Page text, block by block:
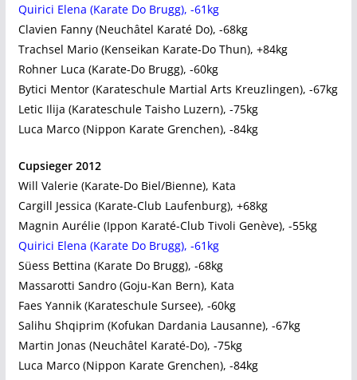
Quirici Elena (Karate Do Brugg), -61kg
Clavien Fanny (Neuchâtel Karaté Do), -68kg
Trachsel Mario (Kenseikan Karate-Do Thun), +84kg
Rohner Luca (Karate-Do Brugg), -60kg
Bytici Mentor (Karateschule Martial Arts Kreuzlingen), -67kg
Letic Ilija (Karateschule Taisho Luzern), -75kg
Luca Marco (Nippon Karate Grenchen), -84kg
Cupsieger 2012
Will Valerie (Karate-Do Biel/Bienne), Kata
Cargill Jessica (Karate-Club Laufenburg), +68kg
Magnin Aurélie (Ippon Karaté-Club Tivoli Genève), -55kg
Quirici Elena (Karate Do Brugg), -61kg
Süess Bettina (Karate Do Brugg), -68kg
Massarotti Sandro (Goju-Kan Bern), Kata
Faes Yannik (Karateschule Sursee), -60kg
Salihu Shqiprim (Kofukan Dardania Lausanne), -67kg
Martin Jonas (Neuchâtel Karaté-Do), -75kg
Luca Marco (Nippon Karate Grenchen), -84kg